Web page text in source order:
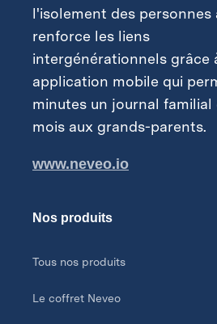
l'isolement des personnes
renforce les liens
intergénérationnels grâce
application mobile qui
minutes un journal familial
mois aux grands-parents.
www.neveo.io
Nos produits
Tous nos produits
Le coffret Neveo